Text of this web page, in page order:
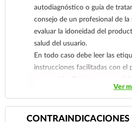
autodiagnóstico o guía de
consejo de un profesional de
evaluar la idoneidad del
salud del usuario.
En todo caso debe leer las
instrucciones facilitadas con el
consumirlo. Contacte a su
sospecha que tiene un
Ver
CONTRAINDICACIONES